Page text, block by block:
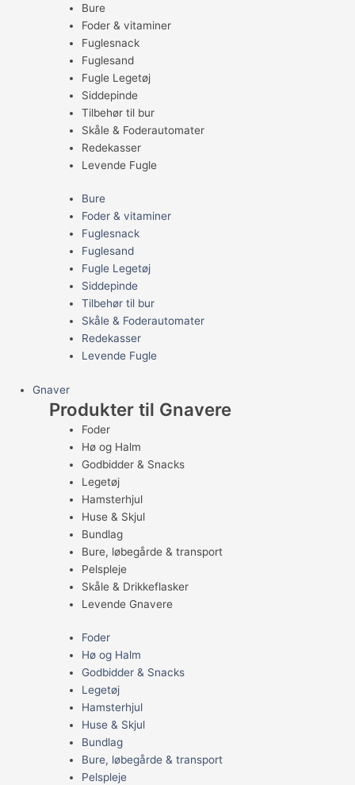
Bure
Foder & vitaminer
Fuglesnack
Fuglesand
Fugle Legetøj
Siddepinde
Tilbehør til bur
Skåle & Foderautomater
Redekasser
Levende Fugle
Bure
Foder & vitaminer
Fuglesnack
Fuglesand
Fugle Legetøj
Siddepinde
Tilbehør til bur
Skåle & Foderautomater
Redekasser
Levende Fugle
Gnaver
Produkter til Gnavere
Foder
Hø og Halm
Godbidder & Snacks
Legetøj
Hamsterhjul
Huse & Skjul
Bundlag
Bure, løbegårde & transport
Pelspleje
Skåle & Drikkeflasker
Levende Gnavere
Foder
Hø og Halm
Godbidder & Snacks
Legetøj
Hamsterhjul
Huse & Skjul
Bundlag
Bure, løbegårde & transport
Pelspleje